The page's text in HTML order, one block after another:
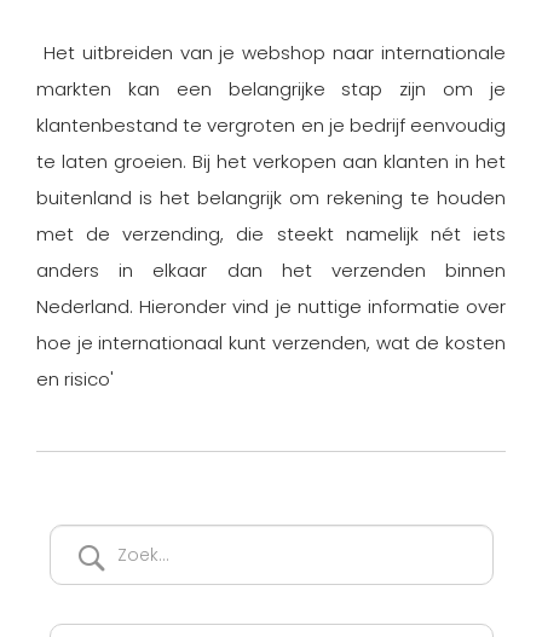
Het uitbreiden van je webshop naar internationale
markten kan een belangrijke stap zijn om je
klantenbestand te vergroten en je bedrijf eenvoudig
te laten groeien. Bij het verkopen aan klanten in het
buitenland is het belangrijk om rekening te houden
met de verzending, die steekt namelijk nét iets
anders in elkaar dan het verzenden binnen
Nederland. Hieronder vind je nuttige informatie over
hoe je internationaal kunt verzenden, wat de kosten
en risico'